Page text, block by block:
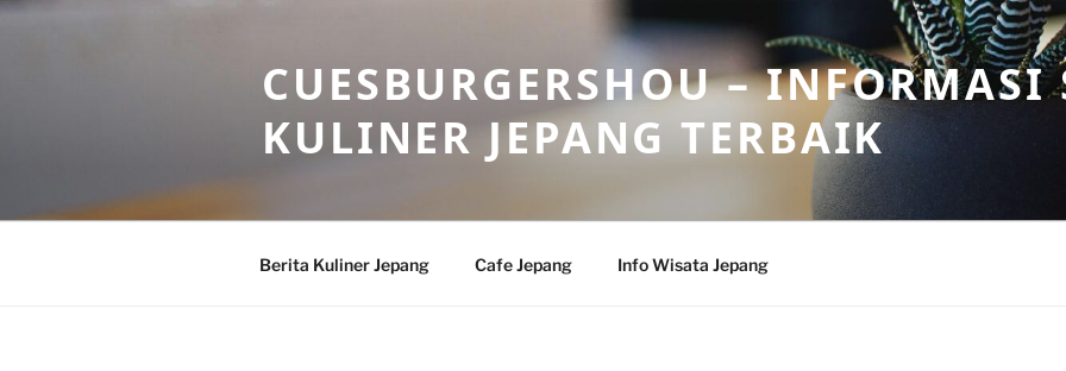
Skip
CUESBURGERSHOU – INFORMASI
KULINER JEPANG TERBAIK
Berita Kuliner Jepang Cafe Jepang Info Wisata Jepang